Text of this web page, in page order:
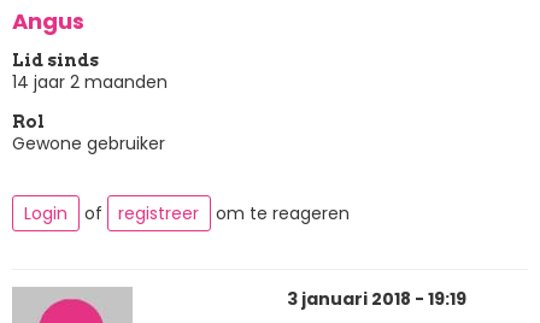
Angus
Lid sinds
14 jaar 2 maanden
Rol
Gewone gebruiker
Login of registreer om te reageren
3 januari 2018 - 19:19